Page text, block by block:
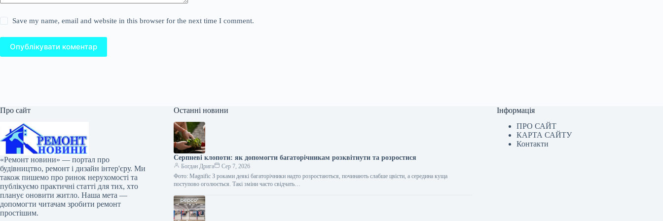
Save my name, email and website in this browser for the next time I comment.
Опублікувати коментар
Про сайт
«Ремонт новини» — портал про
будівництво, ремонт і дизайн інтер'єру. Ми
також пишемо про ринок нерухомості та
публікуємо практичні статті для тих, хто
планує оновити житло. Наша мета —
допомогти читачам зробити ремонт
простішим.
Останні новини
Серпневі клопоти: як допомогти багаторічникам розквітнути та розростися
Богдан Дрига
Сер 7, 2026
Фото: Magnific З роками деякі багаторічники надто розростаються, починають слабше цвісти, а середина куща
поступово оголюється. Такі зміни часто свідчать…
Інформація
ПРО САЙТ
КАРТА САЙТУ
Контакти